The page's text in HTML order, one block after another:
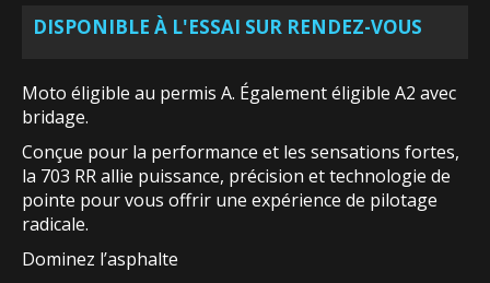
DISPONIBLE À L'ESSAI SUR RENDEZ-VOUS
Moto éligible au permis A. Également éligible A2 avec
bridage.
Conçue pour la performance et les sensations fortes,
la 703 RR allie puissance, précision et technologie de
pointe pour vous offrir une expérience de pilotage
radicale.
Dominez l’asphalte